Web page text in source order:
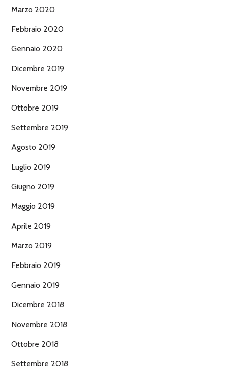
Marzo 2020
Febbraio 2020
Gennaio 2020
Dicembre 2019
Novembre 2019
Ottobre 2019
Settembre 2019
Agosto 2019
Luglio 2019
Giugno 2019
Maggio 2019
Aprile 2019
Marzo 2019
Febbraio 2019
Gennaio 2019
Dicembre 2018
Novembre 2018
Ottobre 2018
Settembre 2018